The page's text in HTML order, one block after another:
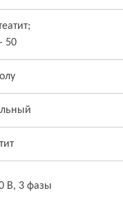
50
В, 3 фазы